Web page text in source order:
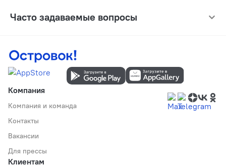
Часто задаваемые вопросы
Компания
Компания и команда
Контакты
Вакансии
Для прессы
Клиентам